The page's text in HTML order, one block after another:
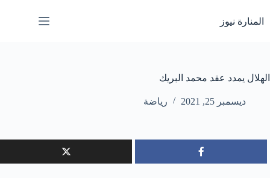
إلى
المحتوى
المنارة نيوز
الهلال يمدد عقد محمد البريك
ديسمبر 25, 2021 رياضة